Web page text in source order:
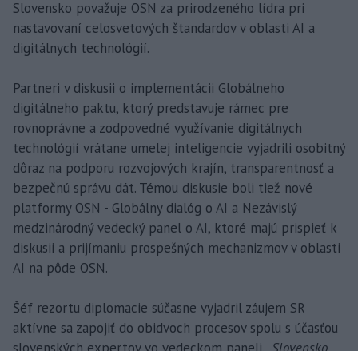
Slovensko považuje OSN za prirodzeného lídra pri
nastavovaní celosvetových štandardov v oblasti AI a
digitálnych technológií.
Partneri v diskusii o implementácii Globálneho
digitálneho paktu, ktorý predstavuje rámec pre
rovnoprávne a zodpovedné využívanie digitálnych
technológií vrátane umelej inteligencie vyjadrili osobitný
dôraz na podporu rozvojových krajín, transparentnosť a
bezpečnú správu dát. Témou diskusie boli tiež nové
platformy OSN - Globálny dialóg o AI a Nezávislý
medzinárodný vedecký panel o AI, ktoré majú prispieť k
diskusii a prijímaniu prospešných mechanizmov v oblasti
AI na pôde OSN.
Šéf rezortu diplomacie súčasne vyjadril záujem SR
aktívne sa zapojiť do obidvoch procesov spolu s účasťou